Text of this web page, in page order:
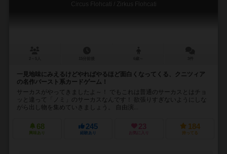
Circus Flohcati / Zirkus Flohcati
一見地味にみえるけどやればやるほど面白くなってくる、クニツィア
の名作バースト系カードゲーム！
サーカスがやってきましたよ～！ でもこれは普通のサーカスとはチョ
ッと違って「ノミ」のサーカスなんです！ 欲張りすぎないようにしな
がら出し物を集めていきましょう。 自由演...
68
興味あり
245
経験あり
23
お気に入り
184
持ってる